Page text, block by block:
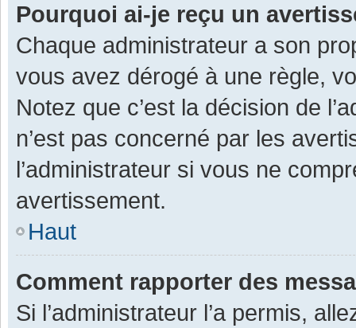
Pourquoi ai-je reçu un
Chaque administrateur a son
vous avez dérogé à une règle,
Notez que c’est la décision de
n’est pas concerné par les
l’administrateur si vous ne
avertissement.
Haut
Comment rapporter des
Si l’administrateur l’a permis,